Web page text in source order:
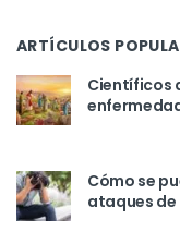
ARTÍCULOS
Científicos
Cómo se
ataques